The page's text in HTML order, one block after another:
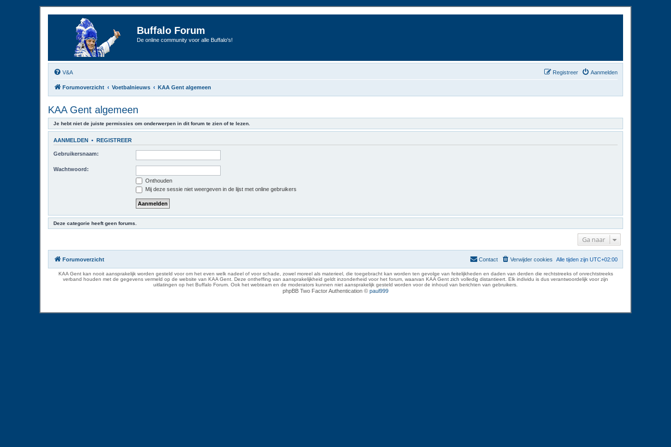
Buffalo Forum
De online community voor alle Buffalo's!
V&A Aanmelden
Registreer
Forumoverzicht Voetbalnieuws KAA Gent algemeen
KAA Gent algemeen
Je hebt niet de juiste permissies om onderwerpen in dit forum te zien of te lezen.
AANMELDEN • REGISTREER
Gebruikersnaam:
Wachtwoord:
Onthouden
Mij deze sessie niet weergeven in de lijst met online gebruikers
Deze categorie heeft geen forums.
Ga naar
Forumoverzicht Alle tijden zijn UTC+02:00
Verwijder cookies
Contact
KAA Gent kan nooit aansprakelijk worden gesteld voor om het even welk nadeel of voor schade, zowel moreel als materieel, die toegebracht kan worden ten gevolge van feitelijkheden en daden van derden die rechtstreeks of onrechtstreeks
verband houden met de gegevens vermeld op de website van KAA Gent. Deze ontheffing van aansprakelijkheid geldt inzonderheid voor het forum, waarvan KAA Gent zich volledig distantieert. Elk individu is dus verantwoordelijk voor zijn
uitlatingen op het Buffalo Forum. Ook het webteam en de moderators kunnen niet aansprakelijk gesteld worden voor de inhoud van berichten van gebruikers.
phpBB Two Factor Authentication © paul999